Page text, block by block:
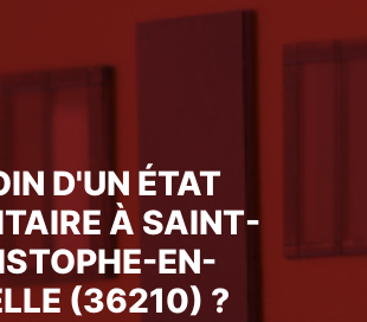
D'UN ÉTAT
À SAINT-
EN-
(36210) ?